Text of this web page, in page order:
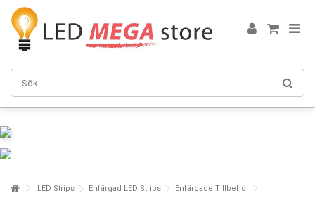
LED Strips Enfärgad LED Strips
Enfärgade Tillbehör